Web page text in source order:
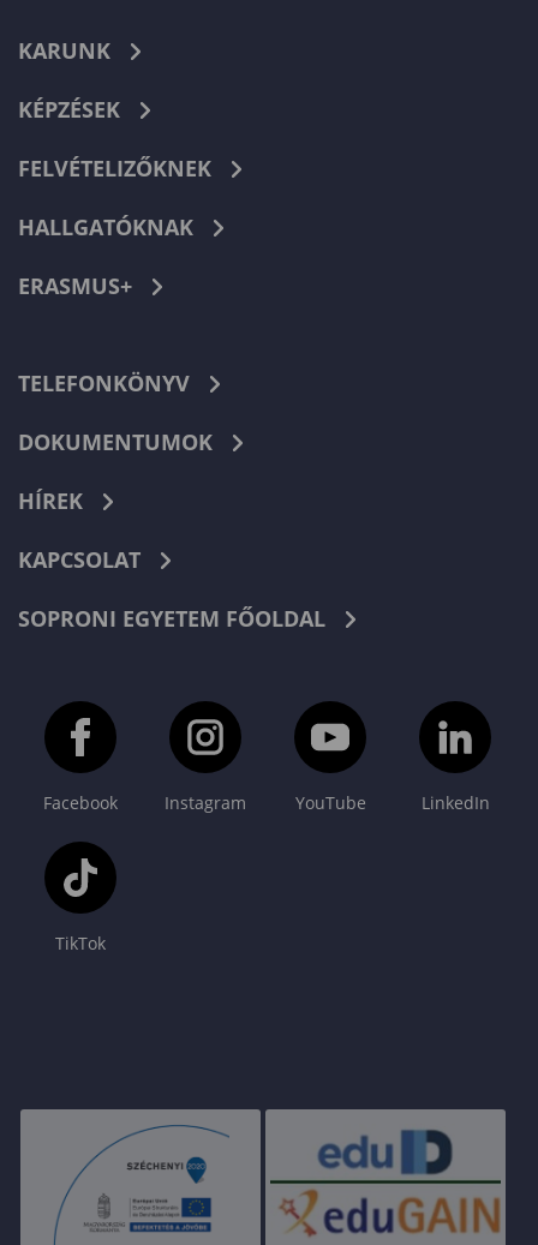
KARUNK
KÉPZÉSEK
FELVÉTELIZŐKNEK
HALLGATÓKNAK
ERASMUS+
TELEFONKÖNYV
DOKUMENTUMOK
HÍREK
KAPCSOLAT
SOPRONI EGYETEM FŐOLDAL
Facebook Instagram YouTube LinkedIn
TikTok